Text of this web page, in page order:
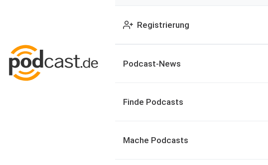
Registrierung
Podcast-News
Finde Podcasts
Mache Podcasts